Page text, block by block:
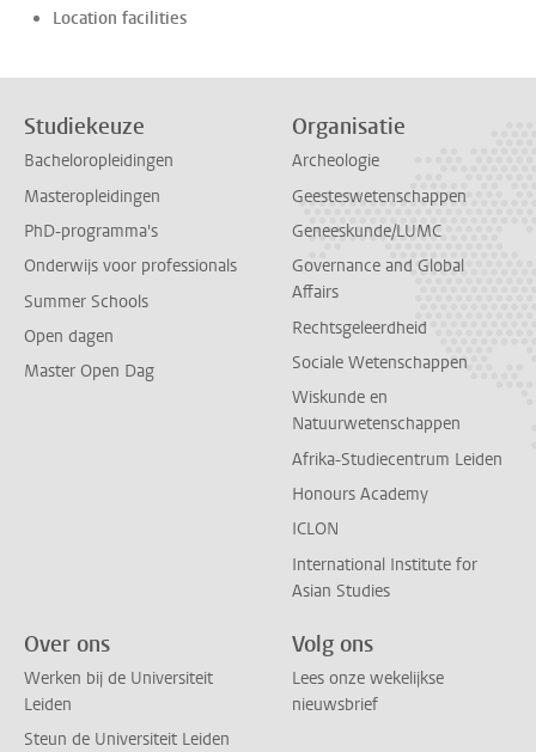
Location facilities
Studiekeuze
Bacheloropleidingen
Masteropleidingen
PhD-programma's
Onderwijs voor professionals
Summer Schools
Open dagen
Master Open Dag
Organisatie
Archeologie
Geesteswetenschappen
Geneeskunde/LUMC
Governance and Global
Affairs
Rechtsgeleerdheid
Sociale Wetenschappen
Wiskunde en
Natuurwetenschappen
Afrika-Studiecentrum Leiden
Honours Academy
ICLON
International Institute for
Asian Studies
Over ons
Werken bij de Universiteit
Leiden
Steun de Universiteit Leiden
Volg ons
Lees onze wekelijkse
nieuwsbrief